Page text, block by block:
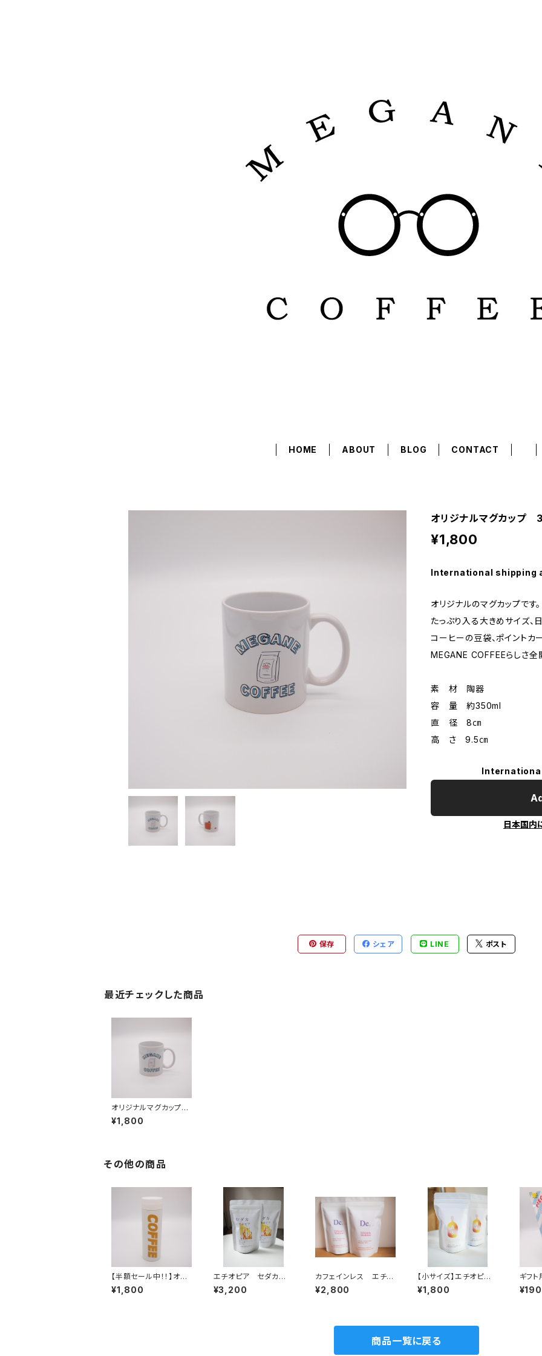
HOME ABOUT BLOG CONTACT
オリジナルマグカップ
¥1,800
International shipping
オリジナルのマグカップです。
たっぷり入る大きめサイズ、
コーヒーの豆袋、ポイントカ
MEGANE COFFEEらしさ全
素 材 陶器
容 量 約350ml
直 径 8㎝
高 さ 9.5㎝
日本国内
保存 シェア LINE ポスト
最近チェックした商品
オリジナルマグカップ
350ml
¥1,800
その他の商品
【半額セール中！！】オリ
ジナルサーモマグ 50
0ml ホワイト
¥1,800
エチオピア セダカ
ナチュラル 240ｇ 中
深煎り
¥3,200
カフェインレス エチオ
ピア シダモ 240g
中深煎り
¥2,800
【小サイズ】エチオピア
デカフェ インフューズ
ド ラム 中煎り 120
¥1,800
ギフト
¥190
商品一覧に戻る